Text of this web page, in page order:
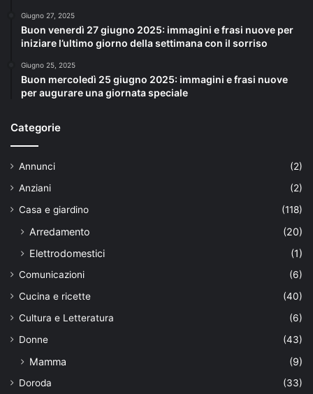
Giugno 27, 2025
Buon venerdì 27 giugno 2025: immagini e frasi nuove per
iniziare l’ultimo giorno della settimana con il sorriso
Giugno 25, 2025
Buon mercoledì 25 giugno 2025: immagini e frasi nuove
per augurare una giornata speciale
Categorie
Annunci
(2)
Anziani
(2)
Casa e giardino
(118)
Arredamento
(20)
Elettrodomestici
(1)
Comunicazioni
(6)
Cucina e ricette
(40)
Cultura e Letteratura
(6)
Donne
(43)
Mamma (9)
Doroda
(33)